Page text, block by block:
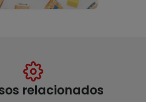
relacionados